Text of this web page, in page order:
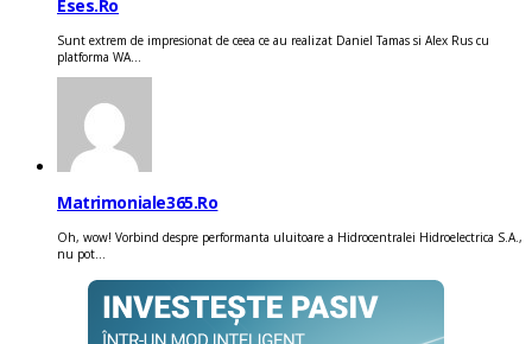
Eses.ro
Sunt extrem de impresionat de ceea ce au realizat Daniel Tamas si Alex Rus cu
platforma WA...
Matrimoniale365.ro
Oh, wow! Vorbind despre performanta uluitoare a Hidrocentralei Hidroelectrica S.A.,
nu pot...